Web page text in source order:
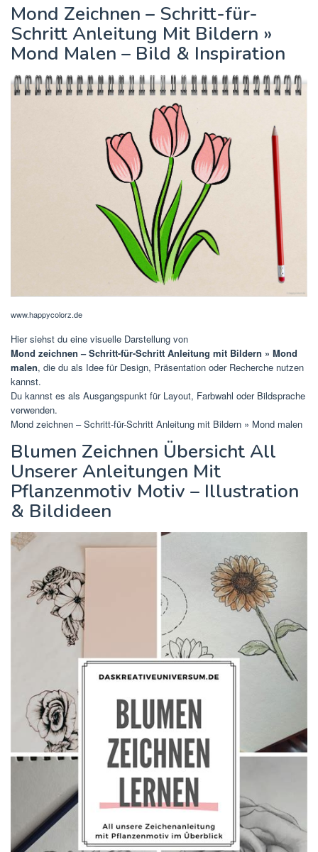
Mond Zeichnen – Schritt-für-
Schritt Anleitung Mit Bildern »
Mond Malen – Bild & Inspiration
www.happycolorz.de
Hier siehst du eine visuelle Darstellung von
Mond zeichnen – Schritt-für-Schritt Anleitung mit Bildern » Mond
malen, die du als Idee für Design, Präsentation oder Recherche nutzen
kannst.
Du kannst es als Ausgangspunkt für Layout, Farbwahl oder Bildsprache
verwenden.
Mond zeichnen – Schritt-für-Schritt Anleitung mit Bildern » Mond malen
Blumen Zeichnen Übersicht All
Unserer Anleitungen Mit
Pflanzenmotiv Motiv – Illustration
& Bildideen